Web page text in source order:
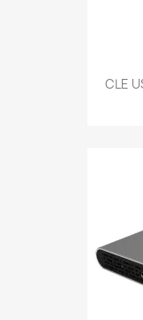
CLE